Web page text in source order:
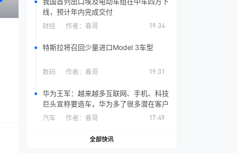
线，预计年内完成交付
财经 作者： 春哥 19:34
特斯拉将召回少量进口Model 3车型
数码 作者： 春哥 19:31
华为王军：越来越多互联网、手机、科技
巨头宣称要造车，华为多了很多潜在客户
汽车 作者： 春哥 17:49
全部快讯